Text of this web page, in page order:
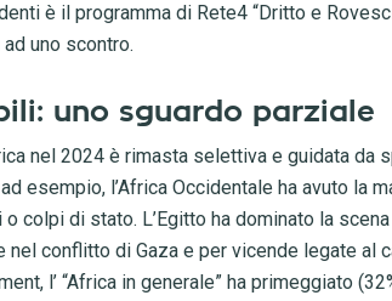
è il programma di Rete4 “Dritto e
uno scontro.
uno sguardo parziale
nel 2024 è rimasta selettiva e guidata
esempio, l’Africa Occidentale ha avuto la
colpi di stato. L’Egitto ha dominato la
conflitto di Gaza e per vicende legate al
l’ “Africa in generale” ha primeggiato